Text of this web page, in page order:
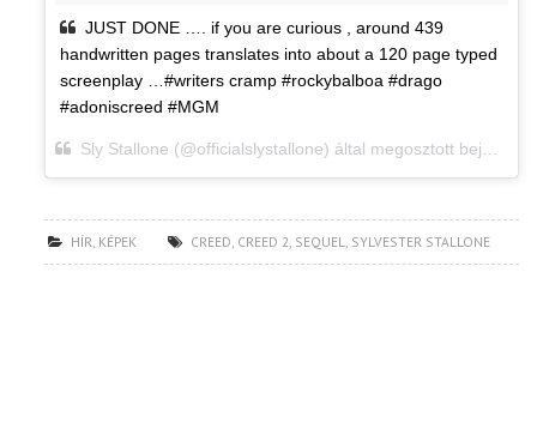
JUST DONE …. if you are curious , around 439
handwritten pages translates into about a 120 page typed
screenplay …#writers cramp #rockybalboa #drago
#adoniscreed #MGM
Sly Stallone (@officialslystallone) által megosztott bejegyzés,
HÍR KÉPEK CREED CREED 2 SEQUEL SYLVESTER STALLONE